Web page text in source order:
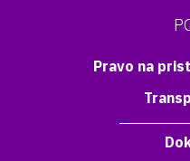
Pravo na